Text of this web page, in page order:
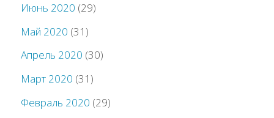
Июнь 2020 (29)
Май 2020 (31)
Апрель 2020 (30)
Март 2020 (31)
Февраль 2020 (29)